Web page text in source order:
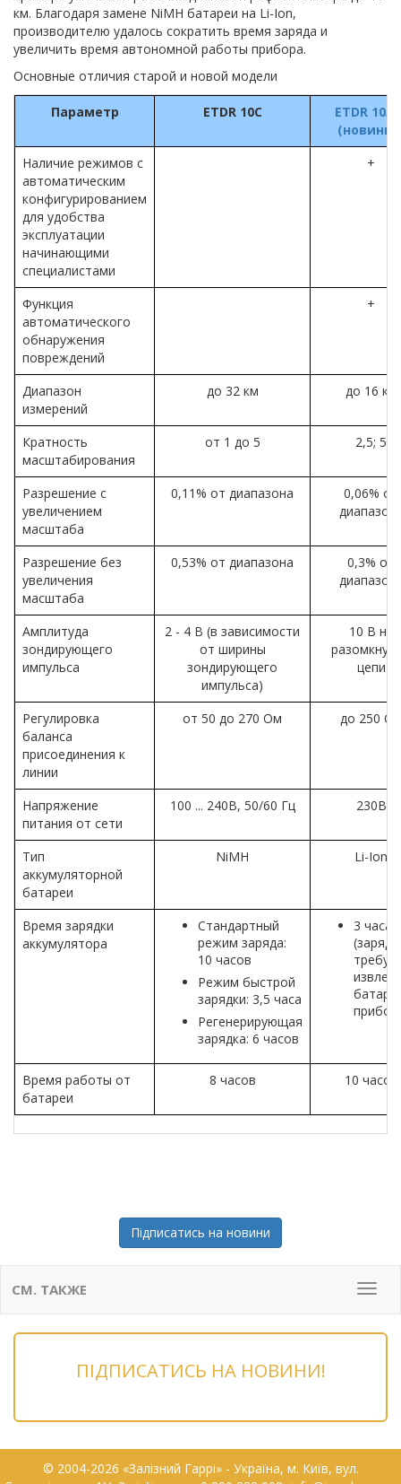
км. Благодаря замене NiMH батареи на Li-Ion,
производителю удалось сократить время заряда и
увеличить время автономной работы прибора.
Основные отличия старой и новой модели
Параметр ETDR 10C
ETDR
Наличие режимов с
автоматическим
конфигурированием
для удобства
эксплуатации
начинающими
специалистами
+
Функция
автоматического
обнаружения
повреждений
+
Диапазон
измерений
до 32 км до 16 км
Кратность
масштабирования
от 1 до 5 2,5; 5
Разрешение с
увеличением
масштаба
0,11% от диапазона
0,06% от
Разрешение без
увеличения
масштаба
0,53% от диапазона
0,3% от
Амплитуда
зондирующего
импульса
2 - 4 В (в зависимости
от ширины
зондирующего
импульса)
10 В на
цепи
Регулировка
баланса
присоединения к
линии
от 50 до 270 Ом до 250
Напряжение
питания от сети
100 ... 240В, 50/60 Гц 230В
Тип
аккумуляторной
батареи
NiMH Li-Ion
Время зарядки
аккумулятора
Стандартный
режим заряда:
10 часов
Режим быстрой
зарядки: 3,5 часа
Регенерирующая
зарядка: 6 часов
3 часа
Время работы от
батареи
8 часов 10 часов
Підписатись на новини
Меню
СМ. ТАКЖЕ
ПІДПИСАТИСЬ НА НОВИНИ!
© 2004-2026 «Залізний Гаррі» - Українa, м. Київ, вул.